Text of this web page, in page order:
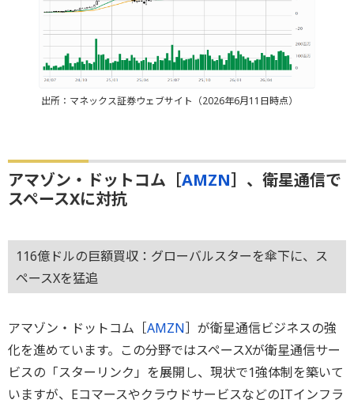
出所：マネックス証券ウェブサイト（2026年6月11日時点）
アマゾン・ドットコム［AMZN］、衛星通信で
スペースXに対抗
116億ドルの巨額買収：グローバルスターを傘下に、ス
ペースXを猛追
アマゾン・ドットコム［AMZN］が衛星通信ビジネスの強
化を進めています。この分野ではスペースXが衛星通信サー
ビスの「スターリンク」を展開し、現状で1強体制を築いて
いますが、EコマースやクラウドサービスなどのITインフラ